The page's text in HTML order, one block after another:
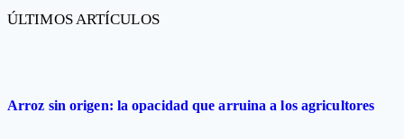
ÚLTIMOS ARTÍCULOS
Arroz sin origen: la opacidad que arruina a los agricultores